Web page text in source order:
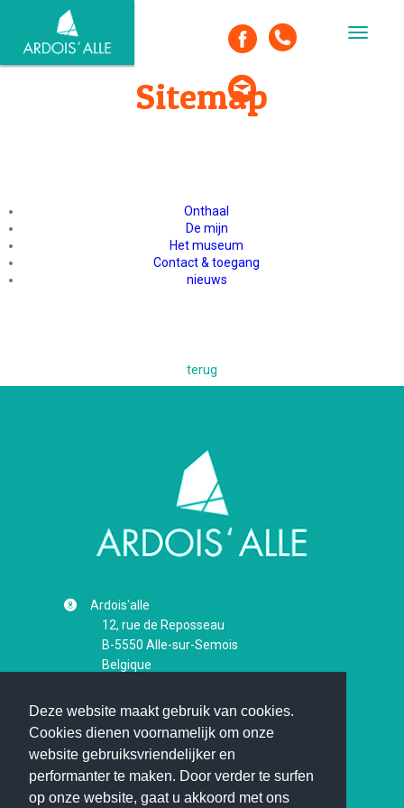
Deze website maakt gebruik van cookies.
Cookies dienen voornamelijk om onze
website gebruiksvriendelijker en
performanter te maken. Door verder te surfen
op onze website, gaat u akkoord met ons
Toggle
Sitemap
Onthaal
De mijn
Het museum
Contact & toegang
nieuws
terug
Ardois'alle
12, rue de Reposseau
B-5550 Alle-sur-Semois
Belgique
ardoisalle@skynet.be
Volg ons op Facebook